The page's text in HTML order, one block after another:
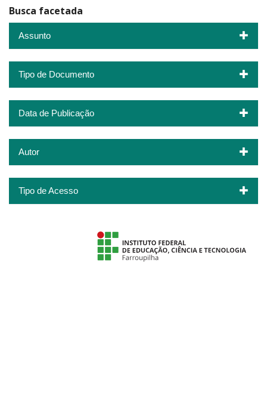
Busca facetada
Assunto
Tipo de Documento
Data de Publicação
Autor
Tipo de Acesso